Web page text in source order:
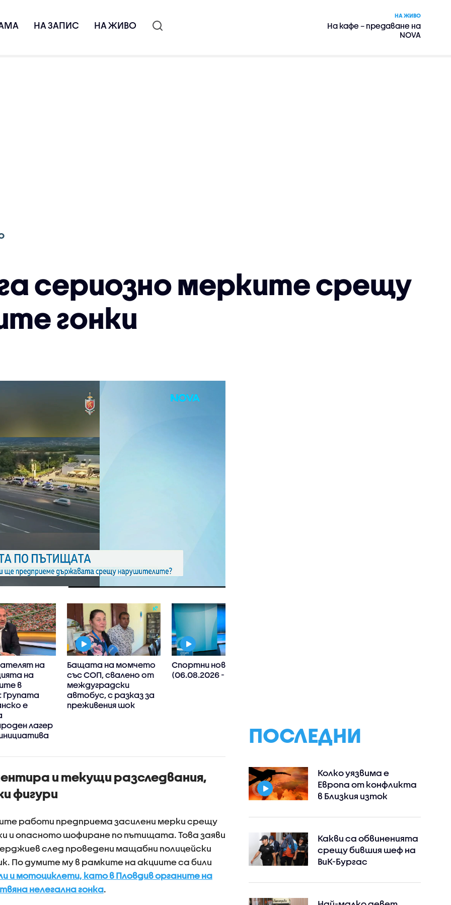
НА ЗАПИС НА ЖИВО
НА ЖИВО
На кафе – предаване на
NOVA
сериозно мерките срещу
гонки
на
на
в
Групата
е
лагер
Бащата на момчето
със СОП, свалено от
междуградски
автобус, с разказ за
преживения шок
Спортни новини
(06.08.2026 - късна)
и текущи разследвания,
фигури
работи предприема засилени мерки срещу
и опасното шофиране по пътищата. Това заяви
след проведени мащабни полицейски
По думите му в рамките на акциите са били
и мотоциклети, като в Пловдив органите на
нелегална гонка.
ПОСЛЕДНИ
Колко уязвима е
Европа от конфликта
в Близкия изток
Какви са обвиненията
срещу бившия шеф на
ВиК-Бургас